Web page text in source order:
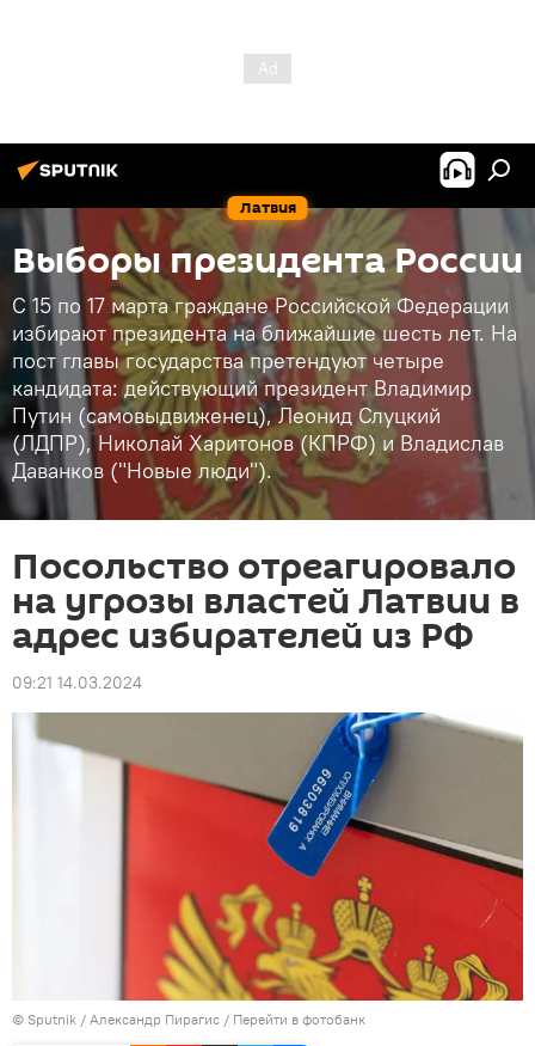
Латвия
Выборы президента России
С 15 по 17 марта граждане Российской Федерации
избирают президента на ближайшие шесть лет. На
пост главы государства претендуют четыре
кандидата: действующий президент Владимир
Путин (самовыдвиженец), Леонид Слуцкий
(ЛДПР), Николай Харитонов (КПРФ) и Владислав
Даванков ("Новые люди").
Посольство отреагировало
на угрозы властей Латвии в
адрес избирателей из РФ
09:21 14.03.2024
© Sputnik / Александр Пирагис / Перейти в фотобанк